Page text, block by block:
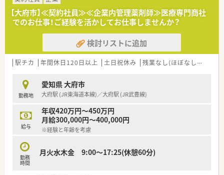
【大府市】≪契約社員≫≪企業内管理薬剤師≫医療専門商社
でのお仕事！ご経験を活かしてお仕事しませんか？
検討リストに追加
駅チカ 年間休日120日以上 土日祝休み 残業なし(ほぼなし含む)
勤務地
愛知県 大府市
大府駅 (JR東海道本線)／大府駅 (JR武豊線)
給与
年収420万円～450万円
月給300,000円～400,000円
※経験と年齢を考慮
勤務
時間
月火水木金 9:00～17:25(休憩60分)